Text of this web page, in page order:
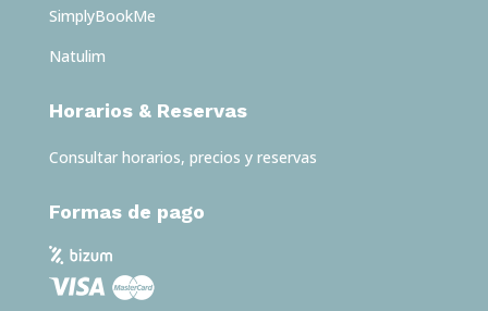
SimplyBookMe
Natulim
Horarios & Reservas
Consultar horarios, precios y reservas
Formas de pago